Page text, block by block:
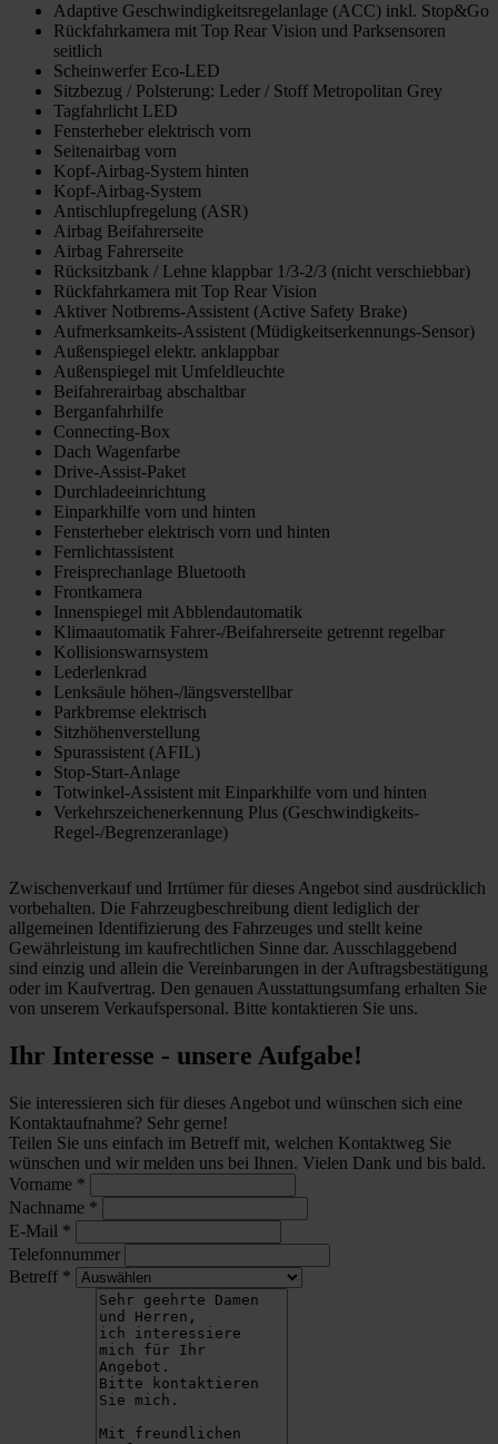
Adaptive Geschwindigkeitsregelanlage (ACC) inkl. Stop&Go
Rückfahrkamera mit Top Rear Vision und Parksensoren
seitlich
Scheinwerfer Eco-LED
Sitzbezug / Polsterung: Leder / Stoff Metropolitan Grey
Tagfahrlicht LED
Fensterheber elektrisch vorn
Seitenairbag vorn
Kopf-Airbag-System hinten
Kopf-Airbag-System
Antischlupfregelung (ASR)
Airbag Beifahrerseite
Airbag Fahrerseite
Rücksitzbank / Lehne klappbar 1/3-2/3 (nicht verschiebbar)
Rückfahrkamera mit Top Rear Vision
Aktiver Notbrems-Assistent (Active Safety Brake)
Aufmerksamkeits-Assistent (Müdigkeitserkennungs-Sensor)
Außenspiegel elektr. anklappbar
Außenspiegel mit Umfeldleuchte
Beifahrerairbag abschaltbar
Berganfahrhilfe
Connecting-Box
Dach Wagenfarbe
Drive-Assist-Paket
Durchladeeinrichtung
Einparkhilfe vorn und hinten
Fensterheber elektrisch vorn und hinten
Fernlichtassistent
Freisprechanlage Bluetooth
Frontkamera
Innenspiegel mit Abblendautomatik
Klimaautomatik Fahrer-/Beifahrerseite getrennt regelbar
Kollisionswarnsystem
Lederlenkrad
Lenksäule höhen-/längsverstellbar
Parkbremse elektrisch
Sitzhöhenverstellung
Spurassistent (AFIL)
Stop-Start-Anlage
Totwinkel-Assistent mit Einparkhilfe vorn und hinten
Verkehrszeichenerkennung Plus (Geschwindigkeits-
Regel-/Begrenzeranlage)
Zwischenverkauf und Irrtümer für dieses Angebot sind ausdrücklich
vorbehalten. Die Fahrzeugbeschreibung dient lediglich der
allgemeinen Identifizierung des Fahrzeuges und stellt keine
Gewährleistung im kaufrechtlichen Sinne dar. Ausschlaggebend
sind einzig und allein die Vereinbarungen in der Auftragsbestätigung
oder im Kaufvertrag. Den genauen Ausstattungsumfang erhalten Sie
von unserem Verkaufspersonal. Bitte kontaktieren Sie uns.
Ihr Interesse - unsere Aufgabe!
Sie interessieren sich für dieses Angebot und wünschen sich eine
Kontaktaufnahme? Sehr gerne!
Teilen Sie uns einfach im Betreff mit, welchen Kontaktweg Sie
wünschen und wir melden uns bei Ihnen. Vielen Dank und bis bald.
Vorname *
Nachname *
E-Mail *
Telefonnummer
Betreff *